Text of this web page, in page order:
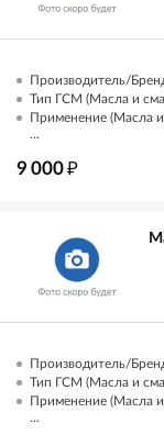
Производитель/
Тип ГСМ (Масла и
Применение (Масла
...
9 000₽
Производитель/
Тип ГСМ (Масла и
Применение (Масла
...